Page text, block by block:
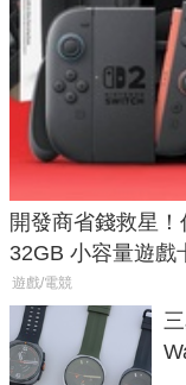
開發商省錢救星
32GB 小容量遊戲
遊戲/電競